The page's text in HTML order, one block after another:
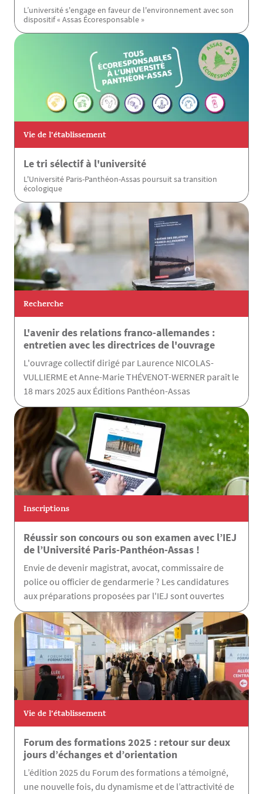
L’université s'engage en faveur de l'environnement avec son
dispositif « Assas Écoresponsable »
Vie de l’établissement
Le tri sélectif à l'université
L'Université Paris-Panthéon-Assas poursuit sa transition
écologique
Recherche
L'avenir des relations franco-allemandes :
entretien avec les directrices de l'ouvrage
L'ouvrage collectif dirigé par Laurence NICOLAS-
VULLIERME et Anne-Marie THÉVENOT-WERNER paraît le
18 mars 2025 aux Éditions Panthéon-Assas
Inscriptions
Réussir son concours ou son examen avec l’IEJ
de l’Université Paris-Panthéon-Assas !
Envie de devenir magistrat, avocat, commissaire de
police ou officier de gendarmerie ? Les candidatures
aux préparations proposées par l'IEJ sont ouvertes
Vie de l’établissement
Forum des formations 2025 : retour sur deux
jours d’échanges et d’orientation
L’édition 2025 du Forum des formations a témoigné,
une nouvelle fois, du dynamisme et de l’attractivité de